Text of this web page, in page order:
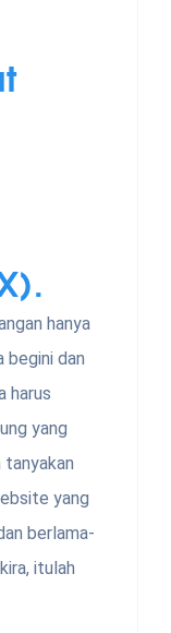
hanya
begini dan
harus
yang
yang
berlama-
itulah